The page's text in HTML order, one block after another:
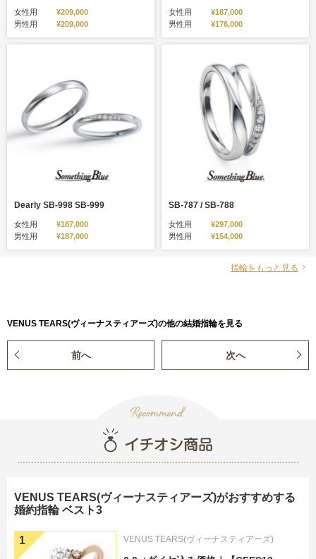
女性用
¥209,000
男性用
¥209,000
女性用
¥187,000
男性用
¥176,000
Dearly SB-998 SB-999
女性用
¥187,000
男性用
¥187,000
SB-787 / SB-788
女性用
¥297,000
男性用
¥154,000
指輪をもっと見る
VENUS TEARS(ヴィーナスティアーズ)の他の結婚指輪を見る
前へ 次へ
VENUS TEARS(ヴィーナスティアーズ)がおすすめする
婚約指輪 ベスト3
VENUS TEARS(ヴィーナスティアーズ)